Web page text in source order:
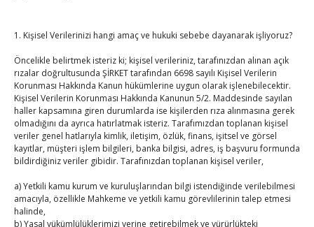
1. Kişisel Verilerinizi hangi amaç ve hukuki sebebe dayanarak işliyoruz?
Öncelikle belirtmek isteriz ki; kişisel verileriniz, tarafınızdan alınan açık
rızalar doğrultusunda ŞİRKET tarafından 6698 sayılı Kişisel Verilerin
Korunması Hakkında Kanun hükümlerine uygun olarak işlenebilecektir.
Kişisel Verilerin Korunması Hakkında Kanunun 5/2. Maddesinde sayılan
haller kapsamına giren durumlarda ise kişilerden rıza alınmasına gerek
olmadığını da ayrıca hatırlatmak isteriz. Tarafımızdan toplanan kişisel
veriler genel hatlarıyla kimlik, iletişim, özlük, finans, işitsel ve görsel
kayıtlar, müşteri işlem bilgileri, banka bilgisi, adres, iş başvuru formunda
bildirdiğiniz veriler gibidir. Tarafınızdan toplanan kişisel veriler,
a) Yetkili kamu kurum ve kuruluşlarından bilgi istendiğinde verilebilmesi
amacıyla, özellikle Mahkeme ve yetkili kamu görevlilerinin talep etmesi
halinde,
b) Yasal yükümlülüklerimizi yerine getirebilmek ve yürürlükteki
Ağustos 2026
P
S Ç P C C
P
1
2
3
4 5 6 7 8
9
10
11 12 13 14 15
16
24
25 26 27 28 29
30
31